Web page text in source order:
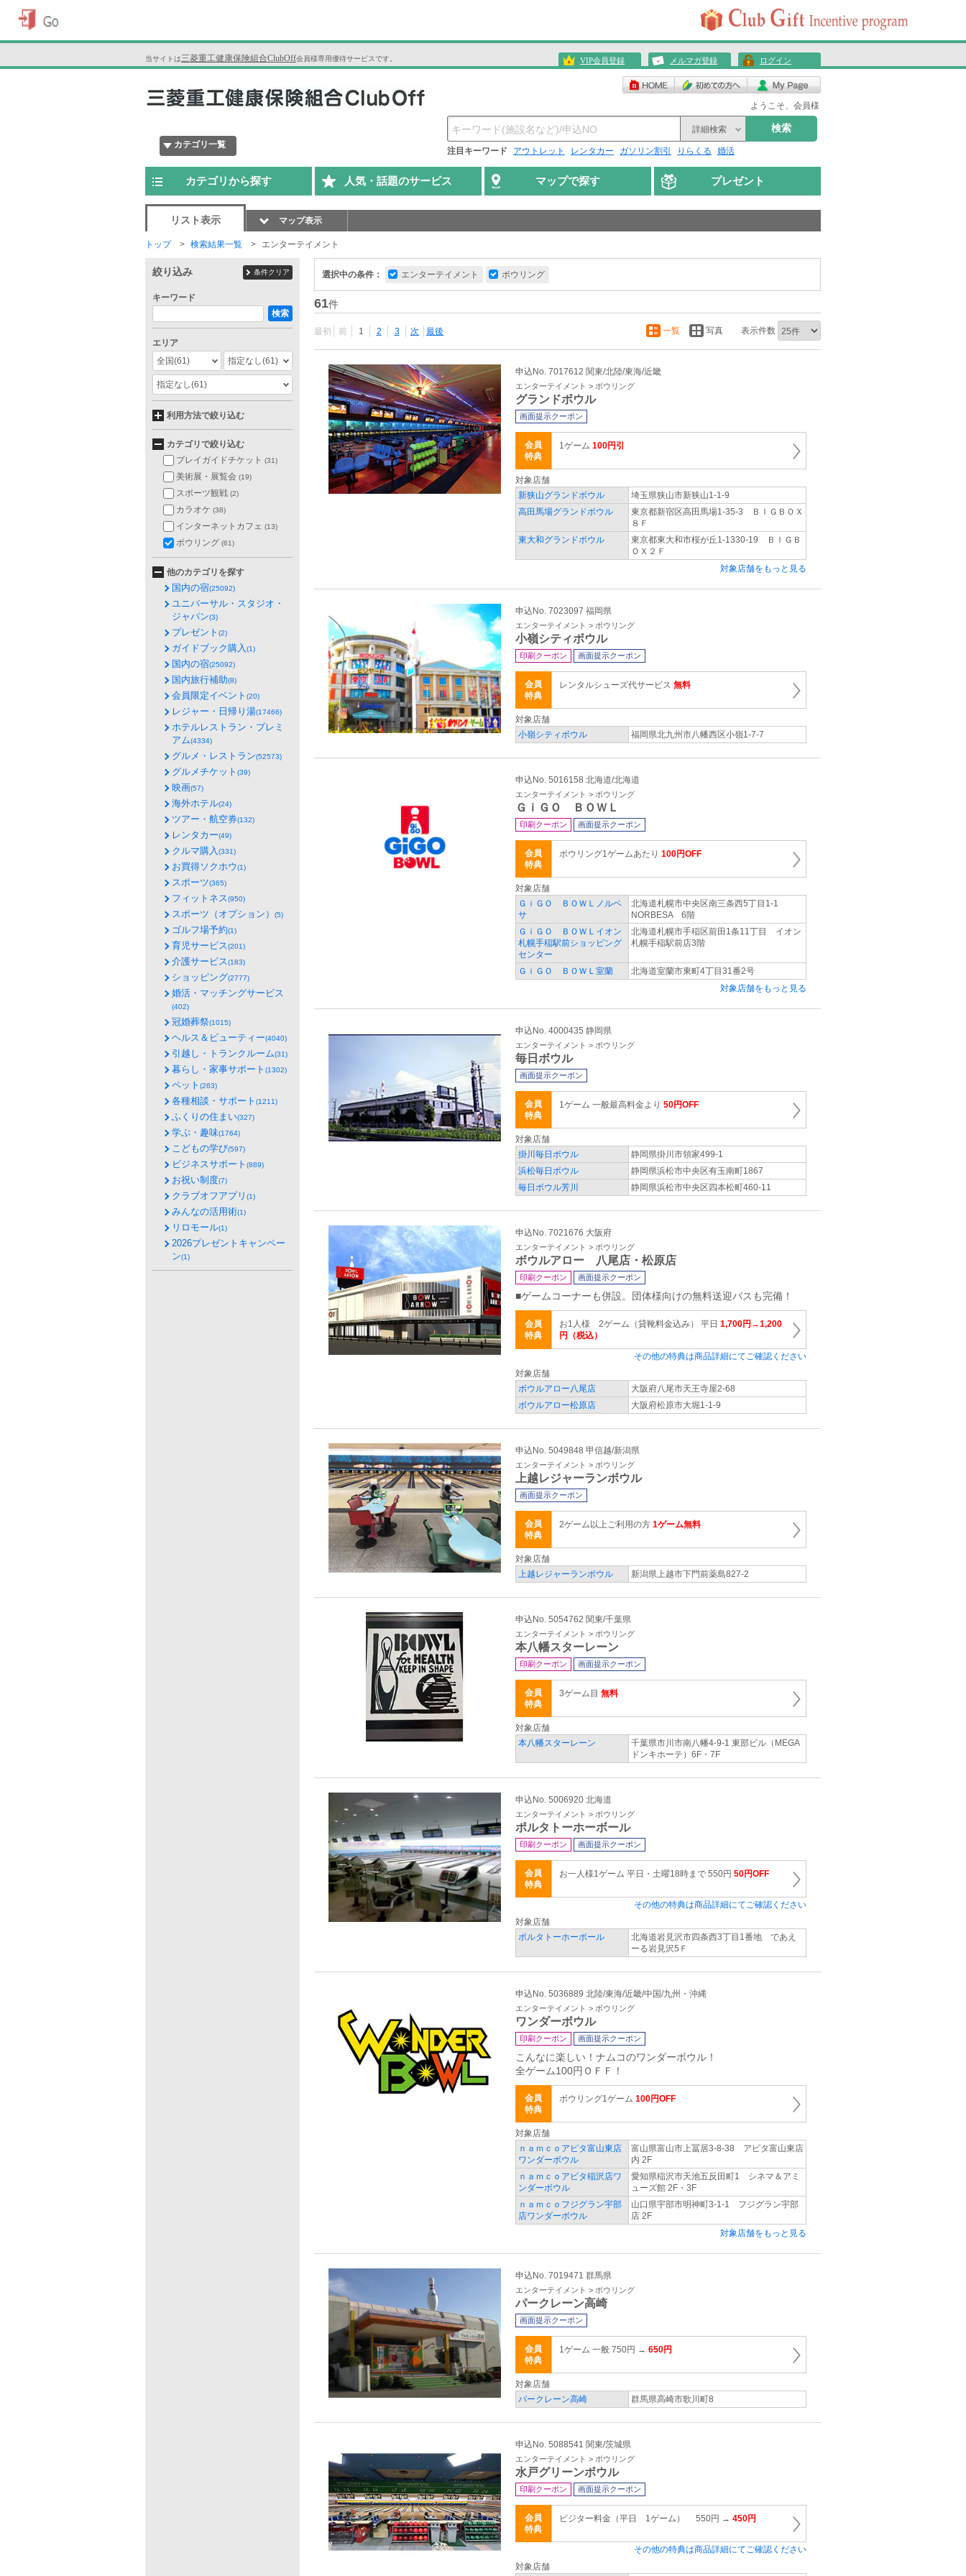
当サイトは三菱重工健康保険組合ClubOff会員様専用優待サービスです。 VIP会員登録 メルマガ登録 ログイン
ようこそ、会員様
カテゴリ一覧
詳細検索 検索
注目キーワード アウトレット レンタカー ガソリン割引 りらくる 婚活
カテゴリから探す 人気・話題のサービス マップで探す プレゼント
リスト表示 マップ表示
トップ 検索結果一覧 エンターテイメント
選択中の条件： エンターテイメント ボウリング
61件
最初 前 1 2 3 次 最後 一覧 写真 表示件数
申込No. 7017612 関東/北陸/東海/近畿
エンターテイメント > ボウリング
グランドボウル
画面提示クーポン
会員
特典
1ゲーム 100円引
対象店舗
新狭山グランドボウル
埼玉県狭山市新狭山1‐1‐9
高田馬場グランドボウル
東京都新宿区高田馬場1‐35‐3 ＢＩＧＢＯＸ
８Ｆ
東大和グランドボウル
東京都東大和市桜が丘1‐1330‐19 ＢＩＧＢ
ＯＸ２Ｆ
対象店舗をもっと見る
申込No. 7023097 福岡県
エンターテイメント > ボウリング
小嶺シティボウル
印刷クーポン 画面提示クーポン
会員
特典
レンタルシューズ代サービス 無料
対象店舗
小嶺シティボウル
福岡県北九州市八幡西区小嶺1‐7‐7
申込No. 5016158 北海道/北海道
エンターテイメント > ボウリング
ＧｉＧＯ ＢＯＷＬ
印刷クーポン 画面提示クーポン
会員
特典
ボウリング1ゲームあたり 100円OFF
対象店舗
ＧｉＧＯ ＢＯＷＬノルベ
サ
北海道札幌市中央区南三条西5丁目1‐1
NORBESA 6階
ＧｉＧＯ ＢＯＷＬイオン
札幌手稲駅前ショッピング
センター
北海道札幌市手稲区前田1条11丁目 イオン
札幌手稲駅前店3階
ＧｉＧＯ ＢＯＷＬ室蘭
北海道室蘭市東町4丁目31番2号
対象店舗をもっと見る
申込No. 4000435 静岡県
エンターテイメント > ボウリング
毎日ボウル
画面提示クーポン
会員
特典
1ゲーム 一般最高料金より 50円OFF
対象店舗
掛川毎日ボウル
静岡県掛川市領家499‐1
浜松毎日ボウル
静岡県浜松市中央区有玉南町1867
毎日ボウル芳川
静岡県浜松市中央区四本松町460‐11
申込No. 7021676 大阪府
エンターテイメント > ボウリング
ボウルアロー 八尾店・松原店
印刷クーポン 画面提示クーポン
■ゲームコーナーも併設。団体様向けの無料送迎バスも完備！
会員
特典
お1人様 2ゲーム（貸靴料金込み） 平日 1,700円→1,200
円（税込）
その他の特典は商品詳細にてご確認ください
対象店舗
ボウルアロー八尾店
大阪府八尾市天王寺屋2‐68
ボウルアロー松原店
大阪府松原市大堀1‐1‐9
申込No. 5049848 甲信越/新潟県
エンターテイメント > ボウリング
上越レジャーランボウル
画面提示クーポン
会員
特典
2ゲーム以上ご利用の方 1ゲーム無料
対象店舗
上越レジャーランボウル
新潟県上越市下門前薬島827-2
申込No. 5054762 関東/千葉県
エンターテイメント > ボウリング
本八幡スターレーン
印刷クーポン 画面提示クーポン
会員
特典
3ゲーム目 無料
対象店舗
本八幡スターレーン
千葉県市川市南八幡4-9-1 東部ビル（MEGA
ドンキホーテ）6F・7F
申込No. 5006920 北海道
エンターテイメント > ボウリング
ポルタトーホーボール
印刷クーポン 画面提示クーポン
会員
特典
お一人様1ゲーム 平日・土曜18時まで 550円 50円OFF
その他の特典は商品詳細にてご確認ください
対象店舗
ポルタトーホーボール
北海道岩見沢市四条西3丁目1番地 であえ
ーる岩見沢5Ｆ
申込No. 5036889 北陸/東海/近畿/中国/九州・沖縄
エンターテイメント > ボウリング
ワンダーボウル
印刷クーポン 画面提示クーポン
こんなに楽しい！ナムコのワンダーボウル！
全ゲーム100円ＯＦＦ！
会員
特典
ボウリング1ゲーム 100円OFF
対象店舗
ｎａｍｃｏアピタ富山東店
ワンダーボウル
富山県富山市上冨居3-8-38 アピタ富山東店
内 2F
ｎａｍｃｏアピタ稲沢店ワ
ンダーボウル
愛知県稲沢市天池五反田町1 シネマ＆アミ
ューズ館 2F・3F
ｎａｍｃｏフジグラン宇部
店ワンダーボウル
山口県宇部市明神町3-1-1 フジグラン宇部
店 2F
対象店舗をもっと見る
申込No. 7019471 群馬県
エンターテイメント > ボウリング
パークレーン高崎
画面提示クーポン
会員
特典
1ゲーム 一般 750円 → 650円
対象店舗
パークレーン高崎
群馬県高崎市歌川町8
申込No. 5088541 関東/茨城県
エンターテイメント > ボウリング
水戸グリーンボウル
印刷クーポン 画面提示クーポン
会員
特典
ビジター料金（平日 1ゲーム） 550円 → 450円
その他の特典は商品詳細にてご確認ください
対象店舗
絞り込み 条件クリア
キーワード
検索
エリア
全国(61) 指定なし(61)
指定なし(61)
利用方法で絞り込む
カテゴリで絞り込む
プレイガイドチケット (31)
美術展・展覧会 (19)
スポーツ観戦 (2)
カラオケ (38)
インターネットカフェ (13)
ボウリング (61)
他のカテゴリを探す
国内の宿(25092)
ユニバーサル・スタジオ・
ジャパン(3)
プレゼント (2)
ガイドブック購入(1)
国内の宿(25092)
国内旅行補助(8)
会員限定イベント (20)
レジャー・日帰り湯(17466)
ホテルレストラン・プレミ
アム(4334)
グルメ・レストラン(52573)
グルメチケット (39)
映画(57)
海外ホテル(24)
ツアー・航空券(132)
レンタカー(49)
クルマ購入(331)
お買得ソクホウ(1)
スポーツ(365)
フィットネス(950)
スポーツ（オプション） (5)
ゴルフ場予約(1)
育児サービス(201)
介護サービス(183)
ショッピング(2777)
婚活・マッチングサービス
(402)
冠婚葬祭(1015)
ヘルス＆ビューティー(4040)
引越し・トランクルーム(31)
暮らし・家事サポート (1302)
ペット (263)
各種相談・サポート (1211)
ふくりの住まい(327)
学ぶ・趣味(1764)
こどもの学び(597)
ビジネスサポート (889)
お祝い制度(7)
クラブオフアプリ (1)
みんなの活用術(1)
リロモール(1)
2026プレゼントキャンペー
ン(1)